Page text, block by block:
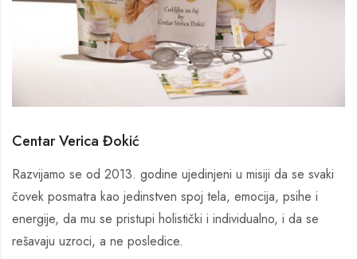
Centar Verica Đokić
Razvijamo se od 2013. godine ujedinjeni u misiji da se svaki
čovek posmatra kao jedinstven spoj tela, emocija, psihe i
energije, da mu se pristupi holistički i individualno, i da se
rešavaju uzroci, a ne posledice.